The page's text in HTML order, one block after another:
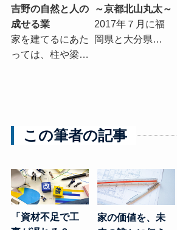
吉野の自然と人の
成せる業
家を建てるにあた
っては、柱や梁…
～京都北山丸太～
2017年７月に福
岡県と大分県…
この筆者の記事
「資材不足で工
家の価値を、未